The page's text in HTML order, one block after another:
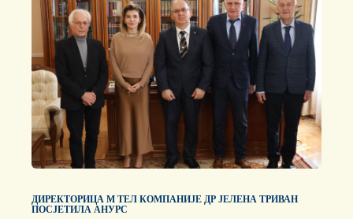
ДИРЕКТОРИЦА М ТЕЛ КОМПАНИЈЕ ДР ЈЕЛЕНА ТРИВАН
ПОСЈЕТИЛА АНУРС